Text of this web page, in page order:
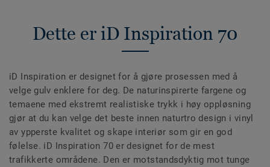
Dette er iD Inspiration 70
iD Inspiration er designet for å gjøre prosessen med å
velge gulv enklere for deg. De naturinspirerte fargene og
temaene med ekstremt realistiske trykk i høy oppløsning
gjør at du kan velge det beste innen naturtro design i vinyl
av ypperste kvalitet og skape interiør som gir en god
følelse. iD Inspiration 70 er designet for de mest
trafikkerte områdene. Den er motstandsdyktig mot tunge